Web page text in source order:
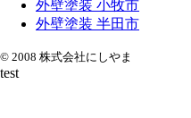
外壁塗装 小牧市
外壁塗装 半田市
© 2008 株式会社にしやま
test